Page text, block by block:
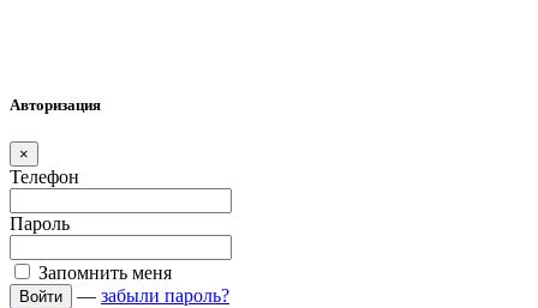
Авторизация
×
Телефон
Пароль
Запомнить меня
Войти — забыли пароль?